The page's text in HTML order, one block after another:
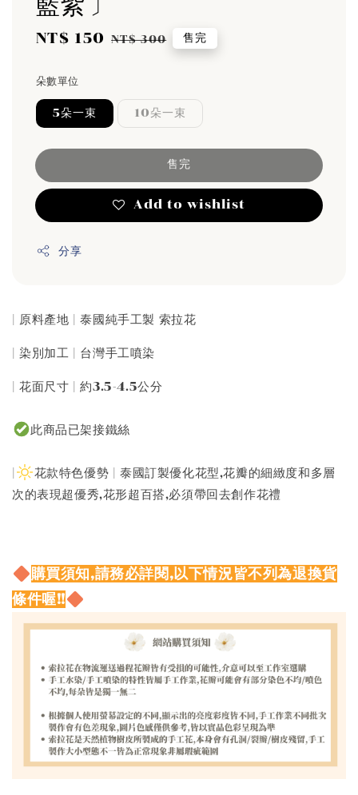
Sale
NT$ 150 Regular
NT$ 300 售完
朵數單位
5朵一束 10朵一束
售完
Add to wishlist
分享
| 原料產地 | 泰國純手工製 索拉花
| 染別加工 | 台灣手工噴染
| 花面尺寸 | 約3.5-4.5公分
此商品已架接鐵絲
花款特色優勢 | 泰國訂製優化花型,花瓣的細緻度和多層
次的表現超優秀,花形超百搭,必須帶回去創作花禮
購買須知,請務必詳閱,以下情況皆不列為退換貨
條件喔!!